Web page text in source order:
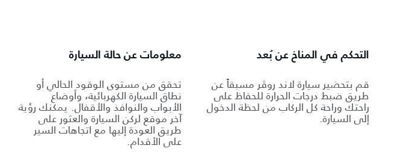
التحكم في المناخ عن بُعد
قم بتحضير سيارة لاند روڤر مسبقاً عن
طريق ضبط درجات الحرارة للحفاظ على
راحتك وراحة كل الركاب من لحظة الدخول
إلى السيارة.
معلومات عن حالة السيارة
تحقق من مستوى الوقود الحالي أو
نطاق السيارة الكهربائية، وأوضاع
الأبواب والنوافذ والأقفال. يمكنك رؤية
آخر موقع لركن السيارة والعثور على
طريق العودة إليها مع اتجاهات السير
على الأقدام.